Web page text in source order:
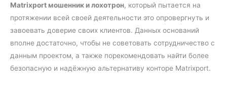
Matrixport мошенник и лохотрон, который пытается на
протяжении всей своей деятельности это опровергнуть и
завоевать доверие своих клиентов. Данных оснований
вполне достаточно, чтобы не советовать сотрудничество с
данным проектом, а также порекомендовать найти более
безопасную и надёжную альтернативу конторе Matrixport.